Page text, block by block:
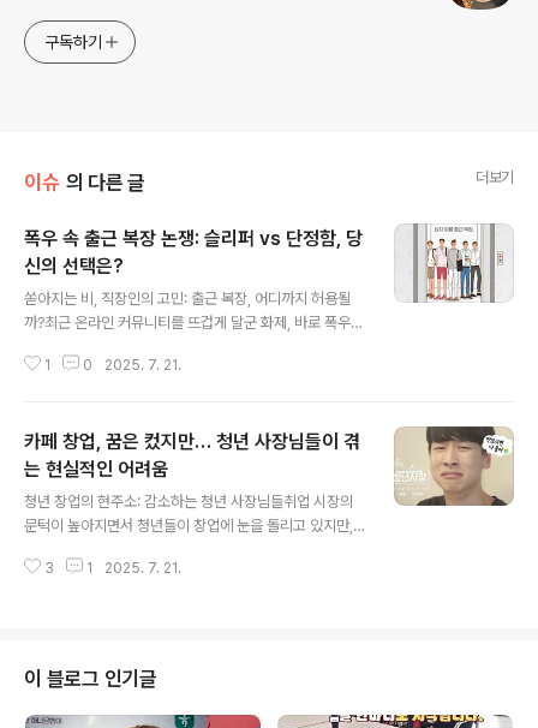
구독하기
이슈 의 다른 글 더보기
폭우 속 출근 복장 논쟁: 슬리퍼 vs 단정함, 당
신의 선택은?
쏟아지는 비, 직장인의 고민: 출근 복장, 어디까지 허용될
까?최근 온라인 커뮤니티를 뜨겁게 달군 화제, 바로 폭우
시작된 이 논쟁은, 단순히 옷차림을 넘어 직장 문화와 개인
연 어디까지가 허용되는 선일까요? 이 글을 통해 출근 복장
에 대한 다양한 시각을 살펴보고, 여러분의 생각을 정리해
보는 시간을 갖도록 하겠습니다. 비 오는 날, 젖은 신발에서
나는 불쾌한 냄새를 참는 것과 슬리퍼를 신고 출근하는 것,
여러분은 어떤 선택을 하시겠습니까? 사건의 발단: 슬리퍼
출근, 예의 vs 실용사건의 시작은 한 온라인 커뮤니티에 올
1 0 2025. 7. 21.
카페 창업, 꿈은 컸지만… 청년 사장님들이 겪
는 현실적인 어려움
청년 창업의 현주소: 감소하는 청년 사장님들취업 시장의
문턱이 높아지면서 청년들이 창업에 눈을 돌리고 있지만,
서, 국세청 통계에 따르면 올해 1분기 사업체를 운영 중인
017년 이후 가장 큰 감소 폭을 기록했습니다. 청년 사장님
들의 고전: 연령별, 업종별 분석전체 연령대 사업자 수는 증
가하는 추세와는 달리, 청년 사업자들은 경기 부진의 직격
3 1 2025. 7. 21.
이 블로그 인기글